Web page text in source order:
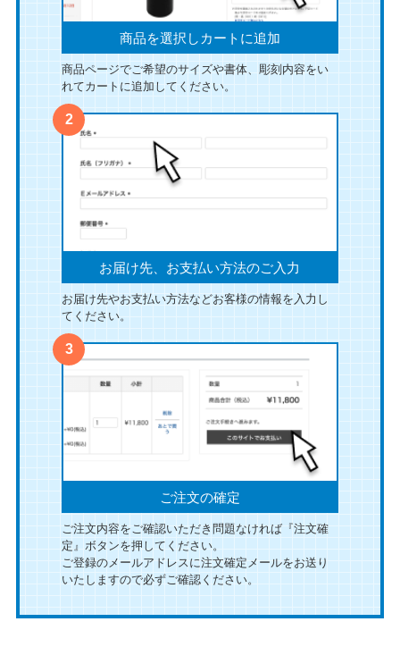
商品を選択しカートに追加
商品ページでご希望のサイズや書体、彫刻内容をい
れてカートに追加してください。
お届け先、お支払い方法のご入力
お届け先やお支払い方法などお客様の情報を入力し
てください。
ご注文の確定
ご注文内容をご確認いただき問題なければ『注文確
定』ボタンを押してください。
ご登録のメールアドレスに注文確定メールをお送り
いたしますので必ずご確認ください。